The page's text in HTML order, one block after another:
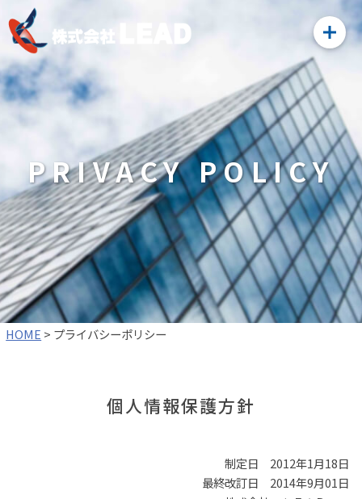
PRIVACY POLICY
HOME > プライバシーポリシー
個人情報保護方針
制定日 2012年1月18日
最終改訂日 2014年9月01日